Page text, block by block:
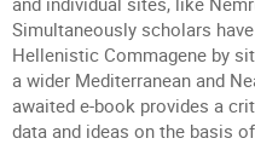
Simultaneously scholars
Hellenistic Commagene by
a wider Mediterranean and
awaited e-book provides a
data and ideas on the basis